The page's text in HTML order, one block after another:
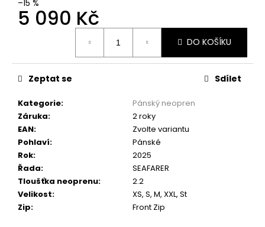
–15 %
5 090 Kč
DO KOŠÍKU
Kategorie:
Pánský neopren
Záruka:
2 roky
EAN:
Zvolte variantu
Pohlaví:
Pánské
Rok:
2025
Řada:
SEAFARER
Tloušťka neoprenu:
2.2
Velikost:
XS, S, M, XXL, St
Zip: Front Zip
Zeptat se Sdílet